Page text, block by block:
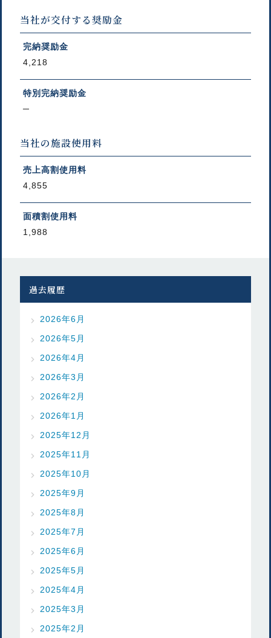
当社が交付する奨励金
完納奨励金
4,218
特別完納奨励金
─
当社の施設使用料
売上高割使用料
4,855
面積割使用料
1,988
過去履歴
2026年6月
2026年5月
2026年4月
2026年3月
2026年2月
2026年1月
2025年12月
2025年11月
2025年10月
2025年9月
2025年8月
2025年7月
2025年6月
2025年5月
2025年4月
2025年3月
2025年2月